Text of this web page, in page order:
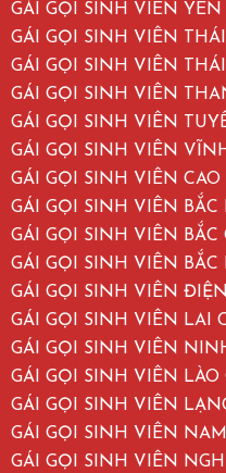
GÁI GỌI SINH VIÊN YÊN
GÁI GỌI SINH VIÊN
GÁI GỌI SINH VIÊN
GÁI GỌI SINH VIÊN
GÁI GỌI SINH VIÊN
GÁI GỌI SINH VIÊN
GÁI GỌI SINH VIÊN CAO
GÁI GỌI SINH VIÊN
GÁI GỌI SINH VIÊN BẮC
GÁI GỌI SINH VIÊN BẮC
GÁI GỌI SINH VIÊN
GÁI GỌI SINH VIÊN LAI
GÁI GỌI SINH VIÊN
GÁI GỌI SINH VIÊN LÀO
GÁI GỌI SINH VIÊN
GÁI GỌI SINH VIÊN
GÁI GỌI SINH VIÊN